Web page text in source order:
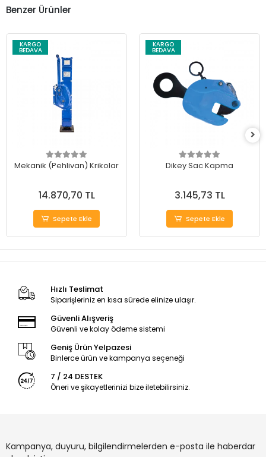
Benzer Ürünler
KARGO
BEDAVA
Mekanik (Pehlivan) Krikolar
14.870,70 TL
Sepete Ekle
KARGO
BEDAVA
Dikey Sac Kapma
3.145,73 TL
Sepete Ekle
Hızlı Teslimat
Siparişleriniz en kısa sürede elinize ulaşır.
Güvenli Alışveriş
Güvenli ve kolay ödeme sistemi
Geniş Ürün Yelpazesi
Binlerce ürün ve kampanya seçeneği
7 / 24 DESTEK
Öneri ve şikayetlerinizi bize iletebilirsiniz.
Kampanya, duyuru, bilgilendirmelerden e-posta ile haberdar